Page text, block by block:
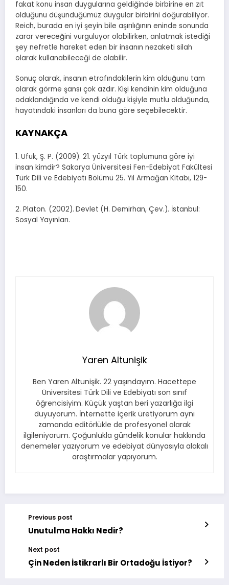
fakat konu insan duygularına geldiğinde birbirine en zıt
olduğunu düşündüğümüz duygular birbirini doğurabiliyor.
Reich, burada en iyi şeyin bile aşırılığının eninde sonunda
zarar vereceğini vurguluyor olabilirken, anlatmak istediği
şey nefretle hareket eden bir insanın nezaketi silah
olarak kullanabileceği de olabilir.
Sonuç olarak, insanın etrafındakilerin kim olduğunu tam
olarak görme şansı çok azdır. Kişi kendinin kim olduğuna
odaklandığında ve kendi olduğu kişiyle mutlu olduğunda,
hayatındaki insanları da buna göre seçebilecektir.
KAYNAKÇA
1. Ufuk, Ş. P. (2009). 21. yüzyıl Türk toplumuna göre iyi
insan kimdir? Sakarya Üniversitesi Fen-Edebiyat Fakültesi
Türk Dili ve Edebiyatı Bölümü 25. Yıl Armağan Kitabı, 129-
150.
2. Platon. (2002). Devlet (H. Demirhan, Çev.). İstanbul:
Sosyal Yayınları.
Yaren Altunişik
Ben Yaren Altunişik. 22 yaşındayım. Hacettepe
Üniversitesi Türk Dili ve Edebiyatı son sınıf
öğrencisiyim. Küçük yaştan beri yazarlığa ilgi
duyuyorum. İnternette içerik üretiyorum aynı
zamanda editörlükle de profesyonel olarak
ilgileniyorum. Çoğunlukla gündelik konular hakkında
denemeler yazıyorum ve edebiyat dünyasıyla alakalı
araştırmalar yapıyorum.
Previous post
Unutulma Hakkı Nedir?
Next post
Çin Neden İstikrarlı Bir Ortadoğu İstiyor?